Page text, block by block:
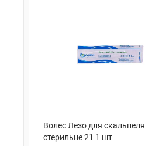
Волес Лезо для скальпеля
стерильне 21 1 шт